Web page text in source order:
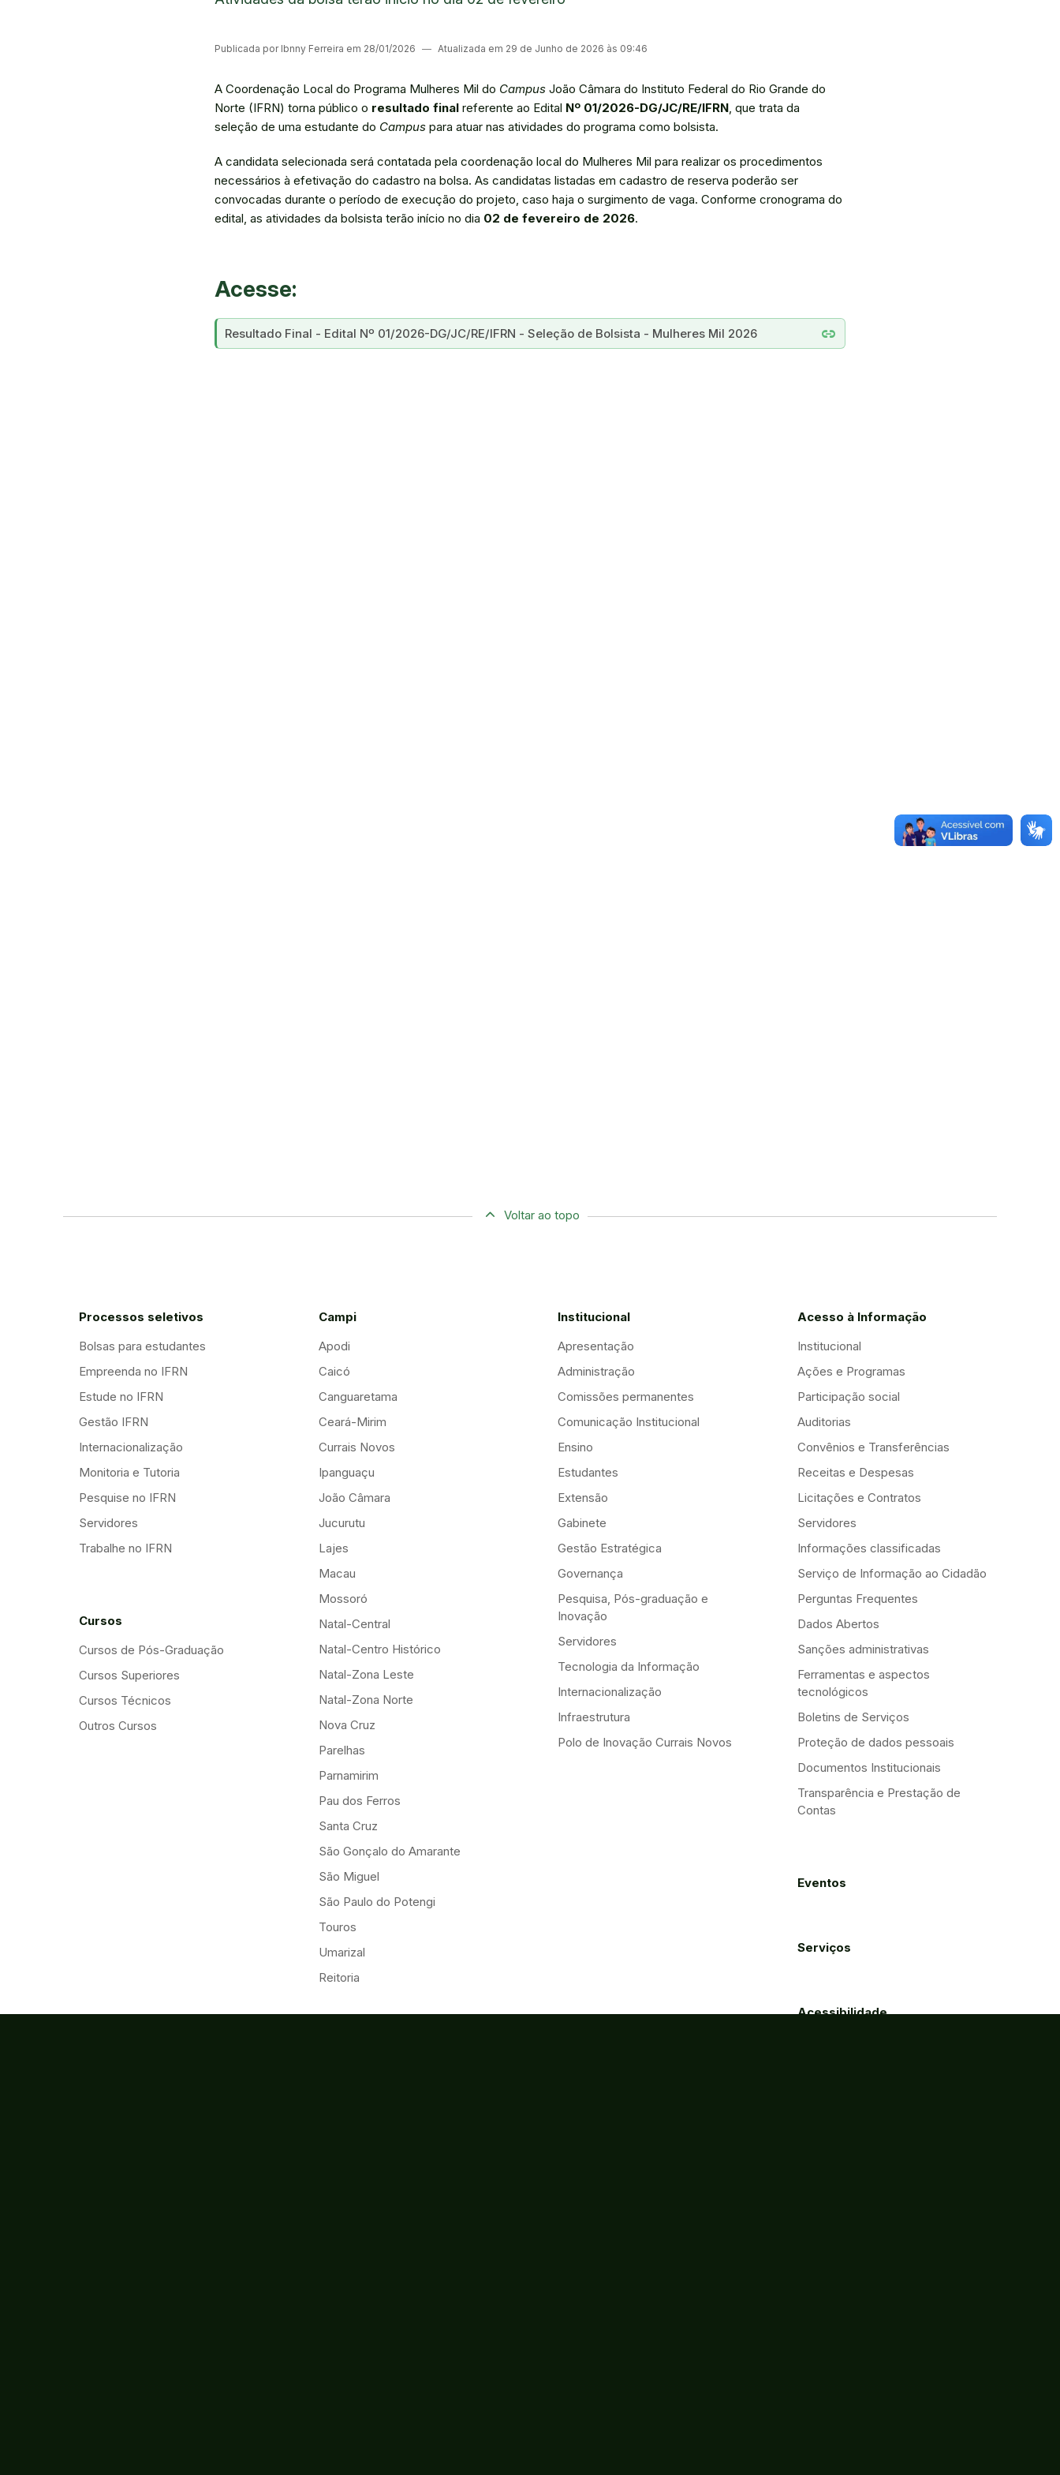
Publicada por Ibnny Ferreira em 28/01/2026 ― Atualizada em 29 de Junho de 2026 às 09:46
A Coordenação Local do Programa Mulheres Mil do Campus João Câmara do Instituto Federal do Rio Grande do
Norte (IFRN) torna público o resultado final referente ao Edital Nº 01/2026-DG/JC/RE/IFRN, que trata da
seleção de uma estudante do Campus para atuar nas atividades do programa como bolsista.
A candidata selecionada será contatada pela coordenação local do Mulheres Mil para realizar os procedimentos
necessários à efetivação do cadastro na bolsa. As candidatas listadas em cadastro de reserva poderão ser
convocadas durante o período de execução do projeto, caso haja o surgimento de vaga. Conforme cronograma do
edital, as atividades da bolsista terão início no dia 02 de fevereiro de 2026.
Acesse:
link
Resultado Final - Edital Nº 01/2026-DG/JC/RE/IFRN - Seleção de Bolsista - Mulheres Mil 2026
Voltar ao topo
Processos seletivos
Bolsas para estudantes
Empreenda no IFRN
Estude no IFRN
Gestão IFRN
Internacionalização
Monitoria e Tutoria
Pesquise no IFRN
Servidores
Trabalhe no IFRN
Cursos
Cursos de Pós-Graduação
Cursos Superiores
Cursos Técnicos
Outros Cursos
Campi
Apodi
Caicó
Canguaretama
Ceará-Mirim
Currais Novos
Ipanguaçu
João Câmara
Jucurutu
Lajes
Macau
Mossoró
Natal-Central
Natal-Centro Histórico
Natal-Zona Leste
Natal-Zona Norte
Nova Cruz
Parelhas
Parnamirim
Pau dos Ferros
Santa Cruz
São Gonçalo do Amarante
São Miguel
São Paulo do Potengi
Touros
Umarizal
Reitoria
Institucional
Apresentação
Administração
Comissões permanentes
Comunicação Institucional
Ensino
Estudantes
Extensão
Gabinete
Gestão Estratégica
Governança
Pesquisa, Pós-graduação e
Inovação
Servidores
Tecnologia da Informação
Internacionalização
Infraestrutura
Polo de Inovação Currais Novos
Acesso à Informação
Institucional
Ações e Programas
Participação social
Auditorias
Convênios e Transferências
Receitas e Despesas
Licitações e Contratos
Servidores
Informações classificadas
Serviço de Informação ao Cidadão
Perguntas Frequentes
Dados Abertos
Sanções administrativas
Ferramentas e aspectos
tecnológicos
Boletins de Serviços
Proteção de dados pessoais
Documentos Institucionais
Transparência e Prestação de
Contas
Eventos
Serviços
Acessibilidade